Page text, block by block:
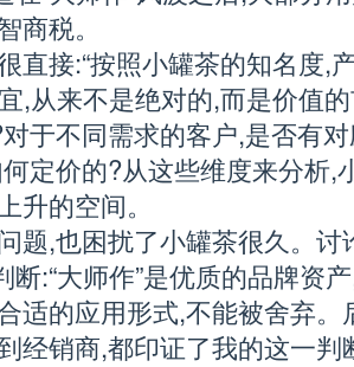
商税。
直接:“按照小罐茶的知名度,
,从来不是绝对的,而是价值
于不同需求的客户,是否有
定价的?从这些维度来分析,
升的空间。
题,也困扰了小罐茶很久。
断:“大师作”是优质的品牌资
适的应用形式,不能被舍弃
经销商,都印证了我的这一判